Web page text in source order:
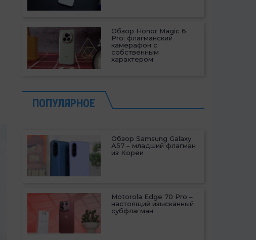
Обзор Honor Magic 6
Pro: флагманский
камерафон с
собственным
характером
ПОПУЛЯРНОЕ
Обзор Samsung Galaxy
A57 – младший флагман
из Кореи
Motorola Edge 70 Pro –
настоящий изысканный
субфлагман